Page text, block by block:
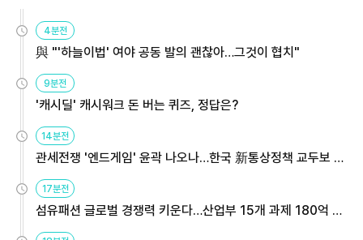
4분전
與 "'하늘이법' 여야 공동 발의 괜찮아…그것이 협치"
9분전
'캐시딜' 캐시워크 돈 버는 퀴즈, 정답은?
14분전
관세전쟁 '엔드게임' 윤곽 나오나…한국 新통상정책 교두보 활
용해야
17분전
섬유패션 글로벌 경쟁력 키운다…산업부 15개 과제 180억 지
원